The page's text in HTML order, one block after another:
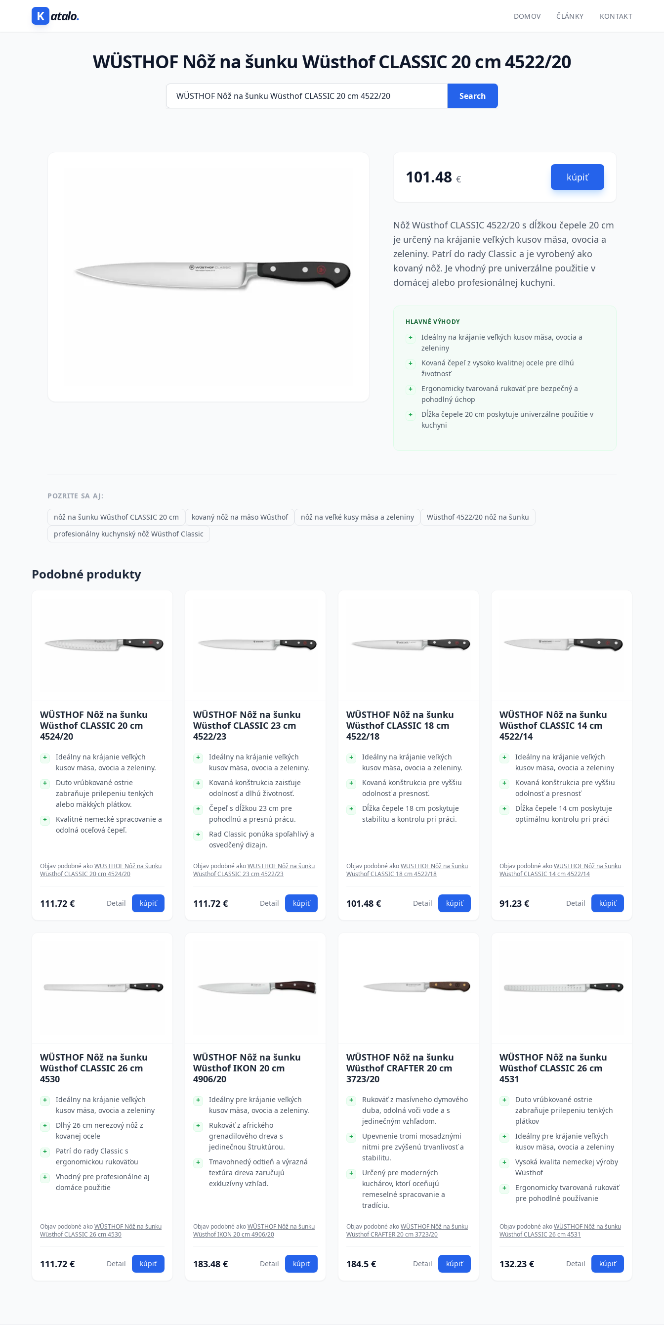
K atalo. DOMOV ČLÁNKY KONTAKT
WÜSTHOF Nôž na šunku Wüsthof CLASSIC 20 cm 4522/20
Search
101.48 € kúpiť
Nôž Wüsthof CLASSIC 4522/20 s dĺžkou čepele 20 cm
je určený na krájanie veľkých kusov mäsa, ovocia a
zeleniny. Patrí do rady Classic a je vyrobený ako
kovaný nôž. Je vhodný pre univerzálne použitie v
domácej alebo profesionálnej kuchyni.
HLAVNÉ VÝHODY
Ideálny na krájanie veľkých kusov mäsa, ovocia a
zeleniny
Kovaná čepeľ z vysoko kvalitnej ocele pre dlhú
životnosť
Ergonomicky tvarovaná rukoväť pre bezpečný a
pohodlný úchop
Dĺžka čepele 20 cm poskytuje univerzálne použitie v
kuchyni
POZRITE SA AJ:
nôž na šunku Wüsthof CLASSIC 20 cm kovaný nôž na mäso Wüsthof nôž na veľké kusy mäsa a zeleniny
Wüsthof 4522/20 nôž na šunku
profesionálny kuchynský nôž Wüsthof Classic
Podobné produkty
WÜSTHOF Nôž na šunku
Wüsthof CLASSIC 20 cm
4524/20
Ideálny na krájanie veľkých
kusov mäsa, ovocia a zeleniny.
Duto vrúbkované ostrie
zabraňuje prilepeniu tenkých
alebo mäkkých plátkov.
Kvalitné nemecké spracovanie a
odolná oceľová čepeľ.
Objav podobné akoWÜSTHOF Nôž na šunku
Wüsthof CLASSIC 20 cm 4524/20
111.72 € Detail kúpiť
WÜSTHOF Nôž na šunku
Wüsthof CLASSIC 23 cm
4522/23
Ideálny na krájanie veľkých
kusov mäsa, ovocia a zeleniny.
Kovaná konštrukcia zaisťuje
odolnosť a dlhú životnosť.
Čepeľ s dĺžkou 23 cm pre
pohodlnú a presnú prácu.
Rad Classic ponúka spoľahlivý a
osvedčený dizajn.
Objav podobné akoWÜSTHOF Nôž na šunku
Wüsthof CLASSIC 23 cm 4522/23
111.72 € Detail kúpiť
WÜSTHOF Nôž na šunku
Wüsthof CLASSIC 18 cm
4522/18
Ideálny na krájanie veľkých
kusov mäsa, ovocia a zeleniny.
Kovaná konštrukcia pre vyššiu
odolnosť a presnosť.
Dĺžka čepele 18 cm poskytuje
stabilitu a kontrolu pri práci.
Objav podobné akoWÜSTHOF Nôž na šunku
Wüsthof CLASSIC 18 cm 4522/18
101.48 € Detail kúpiť
WÜSTHOF Nôž na šunku
Wüsthof CLASSIC 14 cm
4522/14
Ideálny na krájanie veľkých
kusov mäsa, ovocia a zeleniny
Kovaná konštrukcia pre vyššiu
odolnosť a presnosť
Dĺžka čepele 14 cm poskytuje
optimálnu kontrolu pri práci
Objav podobné akoWÜSTHOF Nôž na šunku
Wüsthof CLASSIC 14 cm 4522/14
91.23 € Detail kúpiť
WÜSTHOF Nôž na šunku
Wüsthof CLASSIC 26 cm
4530
Ideálny na krájanie veľkých
kusov mäsa, ovocia a zeleniny
Dlhý 26 cm nerezový nôž z
kovanej ocele
Patrí do rady Classic s
ergonomickou rukoväťou
Vhodný pre profesionálne aj
domáce použitie
Objav podobné akoWÜSTHOF Nôž na šunku
Wüsthof CLASSIC 26 cm 4530
111.72 € Detail kúpiť
WÜSTHOF Nôž na šunku
Wüsthof IKON 20 cm
4906/20
Ideálny pre krájanie veľkých
kusov mäsa, ovocia a zeleniny.
Rukoväť z afrického
grenadilového dreva s
jedinečnou štruktúrou.
Tmavohnedý odtieň a výrazná
textúra dreva zaručujú
exkluzívny vzhľad.
Objav podobné akoWÜSTHOF Nôž na šunku
Wüsthof IKON 20 cm 4906/20
183.48 € Detail kúpiť
WÜSTHOF Nôž na šunku
Wüsthof CRAFTER 20 cm
3723/20
Rukoväť z masívneho dymového
duba, odolná voči vode a s
jedinečným vzhľadom.
Upevnenie tromi mosadznými
nitmi pre zvýšenú trvanlivosť a
stabilitu.
Určený pre moderných
kuchárov, ktorí oceňujú
remeselné spracovanie a
tradíciu.
Objav podobné akoWÜSTHOF Nôž na šunku
Wüsthof CRAFTER 20 cm 3723/20
184.5 € Detail kúpiť
WÜSTHOF Nôž na šunku
Wüsthof CLASSIC 26 cm
4531
Duto vrúbkované ostrie
zabraňuje prilepeniu tenkých
plátkov
Ideálny pre krájanie veľkých
kusov mäsa, ovocia a zeleniny
Vysoká kvalita nemeckej výroby
Wüsthof
Ergonomicky tvarovaná rukoväť
pre pohodlné používanie
Objav podobné akoWÜSTHOF Nôž na šunku
Wüsthof CLASSIC 26 cm 4531
132.23 € Detail kúpiť